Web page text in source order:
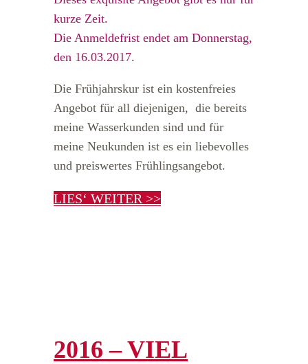
kurze Zeit.
Die Anmeldefrist endet am Donnerstag,
den 16.03.2017.
Die Frühjahrskur ist ein kostenfreies
Angebot für all diejenigen, die bereits
meine Wasserkunden sind und für
meine Neukunden ist es ein liebevolles
und preiswertes Frühlingsangebot.
LIES‘ WEITER >>
2016 – VIEL